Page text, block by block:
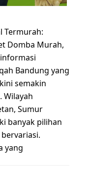
Termurah:
Domba Murah,
Bandung yang
semakin
Wilayah
Sumur
banyak pilihan
yang